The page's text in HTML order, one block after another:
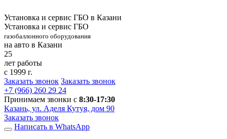
Установка и сервис ГБО в Казани
Установка и сервис ГБО
газобаллонного оборудования
на авто в Казани
25
лет работы
с 1999 г.
Заказать звонок Заказать звонок
+7 (966) 260 29 24
Принимаем звонки с 8:30-17:30
Казань, ул. Аделя Кутуя, дом 90
Заказать звонок
Написать в WhatsApp